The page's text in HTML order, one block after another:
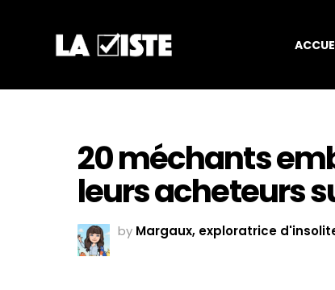
20 méchants
leurs acheteurs
by Margaux, exploratrice